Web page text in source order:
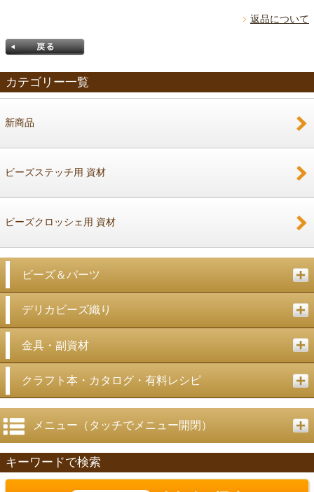
返品について
カテゴリー一覧
新商品
ビーズステッチ用 資材
ビーズクロッシェ用 資材
ビーズ＆パーツ
デリカビーズ織り
金具・副資材
クラフト本・カタログ・有料レシピ
メニュー（タッチでメニュー開閉）
キーワードで検索